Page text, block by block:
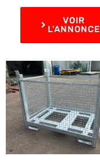
VOIR
L'ANNONCE